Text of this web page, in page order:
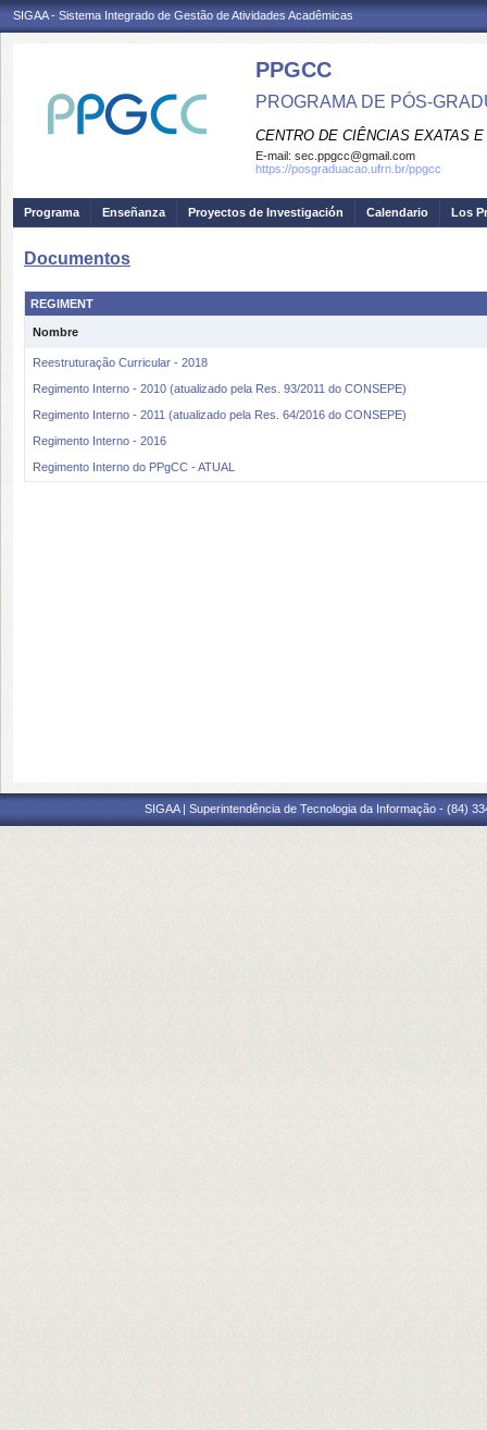
SIGAA - Sistema Integrado de Gestão de Atividades Acadêmicas
PPGCC
PROGRAMA DE PÓS-
CENTRO DE CIÊNCIAS EXATAS
E-mail: sec.ppgcc@gmail.com
https://posgraduacao.ufrn.br/ppgcc
Programa Enseñanza Proyectos de Investigación Calendario Los
Documentos
REGIMENT
Nombre
Reestruturação Curricular - 2018
Regimento Interno - 2010 (atualizado pela Res. 93/2011 do CONSEPE)
Regimento Interno - 2011 (atualizado pela Res. 64/2016 do CONSEPE)
Regimento Interno - 2016
Regimento Interno do PPgCC - ATUAL
SIGAA | Superintendência de Tecnologia da Informação - (84)